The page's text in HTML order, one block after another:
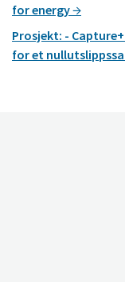
for energy
Prosjekt: -
for et